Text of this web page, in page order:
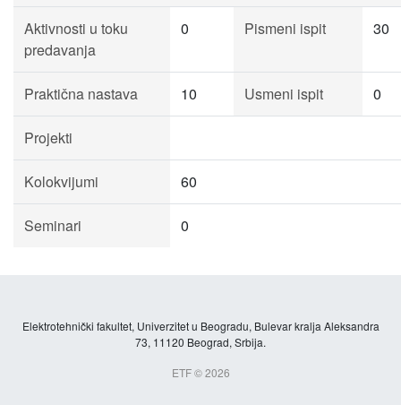
Aktivnosti u toku
predavanja
0 Pismeni ispit 30
Praktična nastava 10 Usmeni ispit 0
Projekti
Kolokvijumi 60
Seminari 0
Elektrotehnički fakultet, Univerzitet u Beogradu, Bulevar kralja Aleksandra
73, 11120 Beograd, Srbija.
ETF © 2026